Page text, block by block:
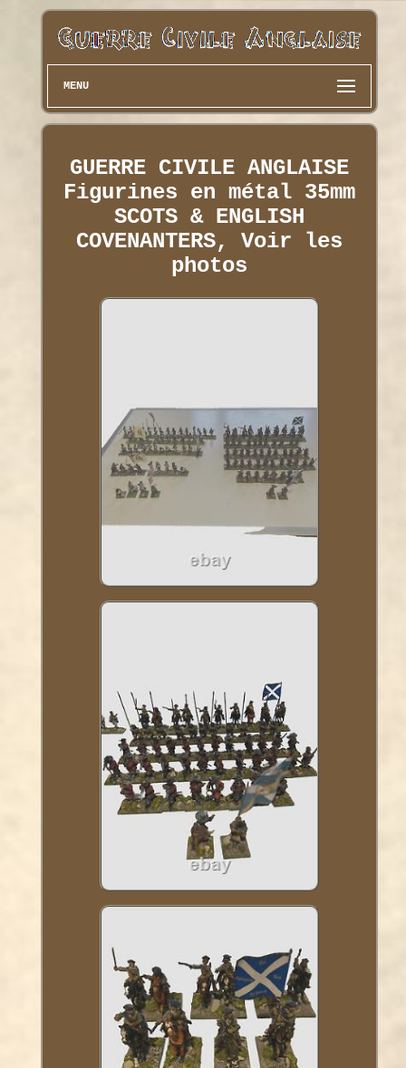
MENU
GUERRE CIVILE ANGLAISE
Figurines en métal 35mm
SCOTS & ENGLISH
COVENANTERS, Voir les
photos